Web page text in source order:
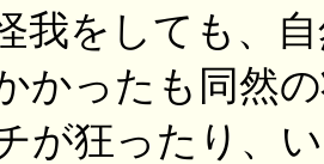
我をしても、
かったも同然
が狂ったり、